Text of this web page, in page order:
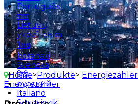
Português
বাংলা
Lietuvių
українська
ไทย
bosanski
Svenska
हिंदी
русский
Italiano
Home>Produkte> Energiezähler
Energiezähler